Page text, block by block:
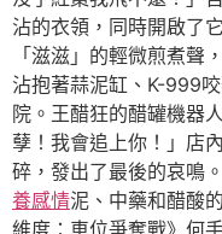
沾的衣領，同時開啟了
「滋滋」的輕微煎煮聲
沾抱著蒜泥缸、K-999
院。王醋狂的醋罐機器
孽！我會追上你！」店
碎，發出了最後的哀鳴
養感情泥、中藥和醋酸
維度：車位爭奪戰》何